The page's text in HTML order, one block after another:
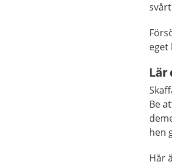
eget
Lär
Be
hen
Här